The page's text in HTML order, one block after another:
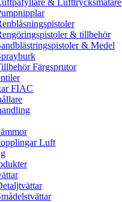
& Lufttrycksmätare
& tillbehör
& Medel
Färgsprutor
FIAC
Luft